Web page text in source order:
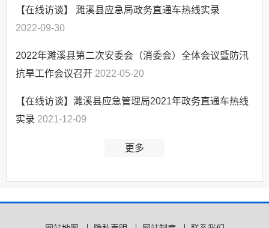
【在线访谈】 濉溪县应急局政务直通车热线实录
2022-09-30
2022年濉溪县第二次安委会（消委会）全体会议暨防汛
抗旱工作会议召开 2022-05-20
【在线访谈】濉溪县应急管理局2021年政务直通车热线
实录 2021-12-09
更多